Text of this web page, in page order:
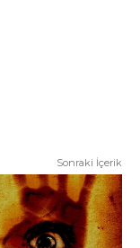
Sonraki İçerik